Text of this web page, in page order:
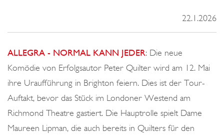
g
i
22.1.2026
ALLEGRA - NORMAL KANN JEDER: Die neue
Komödie von Erfolgsautor Peter Quilter wird am 12. Mai
ihre Uraufführung in Brighton feiern. Dies ist der Tour-
Auftakt, bevor das Stück im Londoner Westend am
Richmond Theatre gastiert. Die Hauptrolle spielt Dame
Maureen Lipman, die auch bereits in Quilters für den